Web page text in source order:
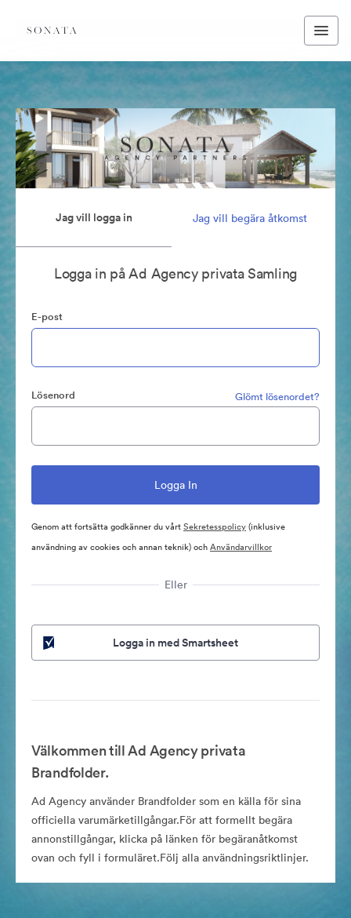
Jag vill logga in Jag vill begära åtkomst
Logga in på Ad Agency privata Samling
E-post
Lösenord Glömt lösenordet?
Genom att fortsätta godkänner du vårtSekretesspolicy(inklusive
användning av cookies och annan teknik) ochAnvändarvillkor
Eller
Logga in med Smartsheet
Välkommen till Ad Agency privata
Brandfolder.
Ad Agency använder Brandfolder som en källa för sina
officiella varumärketillgångar.För att formellt begära
annonstillgångar, klicka på länken för begäranåtkomst
ovan och fyll i formuläret.Följ alla användningsriktlinjer.